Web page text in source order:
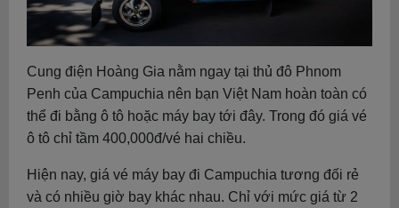
Cung điện Hoàng Gia nằm ngay tại thủ đô Phnom
Penh của Campuchia nên bạn Việt Nam hoàn toàn có
thể đi bằng ô tô hoặc máy bay tới đây. Trong đó giá vé
ô tô chỉ tầm 400,000đ/vé hai chiều.
Hiện nay, giá vé máy bay đi Campuchia tương đối rẻ
và có nhiều giờ bay khác nhau. Chỉ với mức giá từ 2